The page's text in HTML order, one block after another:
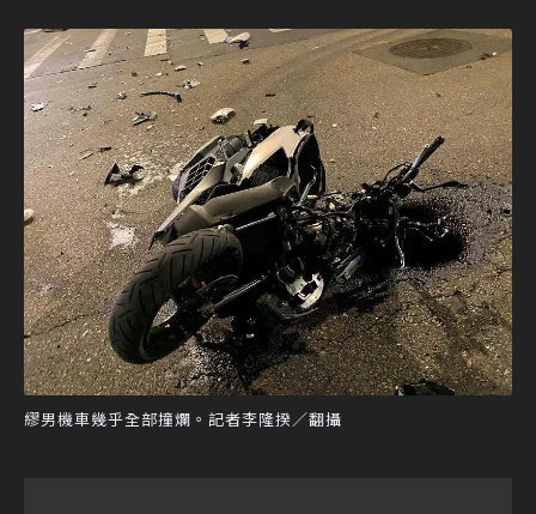
繆男機車幾乎全部撞爛。記者李隆揆／翻攝